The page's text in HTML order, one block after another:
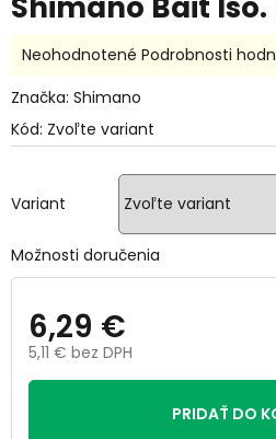
Shimano Bait
Kód: Zvoľte variant
Variant
Možnosti doručenia
6,29 €
5,11 € bez DPH
Jednotková
PRIDAŤ DO
Priemerné
produktu
0,0
hviezdičiek.
Neohodnotené Podrobnosti
Značka: Shimano